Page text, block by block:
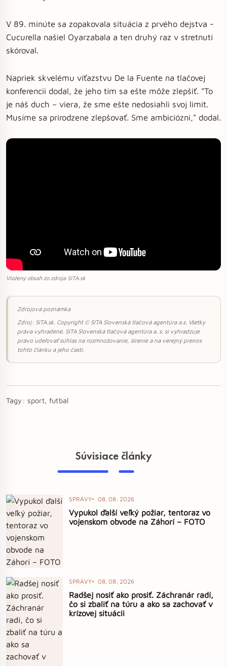
V 89. minúte sa zopakovala situácia z prvého dejstva -
Cucurella našiel Oyarzabala a ten druhý raz v stretnutí
skóroval.
Napriek skvelému víťazstvu De la Fuente na tlačovej
konferencii dodal, že jeho tím sa ešte môže zlepšiť. "To
je náš duch – viera, že sme ešte nedosiahli svoj limit.
Musíme sa prirodzene zlepšovať. Sme ambiciózni," dodal.
Vložený obsah zo zdroja SITA.sk
Zdrojová poznámka
Zdroj: SITA.sk. Copyright © SITA Slovenská tlačová agentúra a.s. Všetky
práva vyhradené. SITA Slovenská tlačová agentúra a. s. si vyhradzuje
právo udeľovať súhlas na rozmnožovanie, šírenie a na verejný prenos
tohto článku a jeho častí.
Tagy: sport, futbal
Súvisiace články
SPRÁVY 08. 08. 2026
Vypukol ďalší veľký požiar, tentoraz vo
vojenskom obvode na Záhorí – FOTO
SPRÁVY 08. 08. 2026
Radšej nosiť ako prosiť. Záchranár radí,
čo si zbaliť na túru a ako sa zachovať v
krízovej situácii